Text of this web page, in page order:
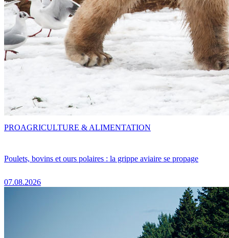
Poulets, bovins et ours polaires : la grippe aviaire se propage
07.08.2026
PROAGRICULTURE & ALIMENTATION